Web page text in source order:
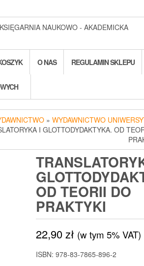
NAUKOWO - AKADEMICKA
O NAS REGULAMIN SKLEPU
» WYDAWNICTWO
I GLOTTODYDAKTYKA. OD
OD TEORII DO
PRAKTYKI
22,90zł (w tym 5% VAT)
ISBN: 978-83-7865-896-2